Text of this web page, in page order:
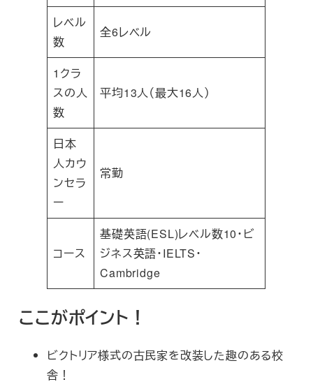
レベル
数
全6レベル
1クラ
スの人
数
平均13人（最大16人）
日本
人カウ
ンセラ
ー
常勤
コース
基礎英語(ESL)レベル数10・ビ
ジネス英語・IELTS・
Cambridge
ここがポイント！
ビクトリア様式の古民家を改装した趣のある校
舎！